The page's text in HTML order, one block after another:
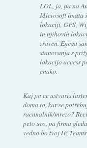
LOL, ja, pa na
Microsoft imata
lokaciji, GPS,
in njihovih
zraven. Enega
stanovanja s
lokacijo access
enako.
Kaj pa ce ustvaris
doma to, kar se
racunalnik/mrezo?
peto uro, pa firma
vedno bo tvoj IP,